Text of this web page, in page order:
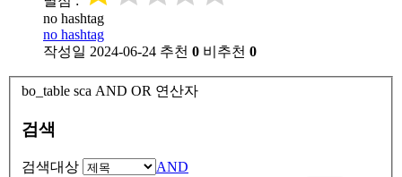
no hashtag
no hashtag
작성일 2024-06-24 추천 0 비추천 0
bo_table sca AND OR 연산자
검색
검색대상
AND